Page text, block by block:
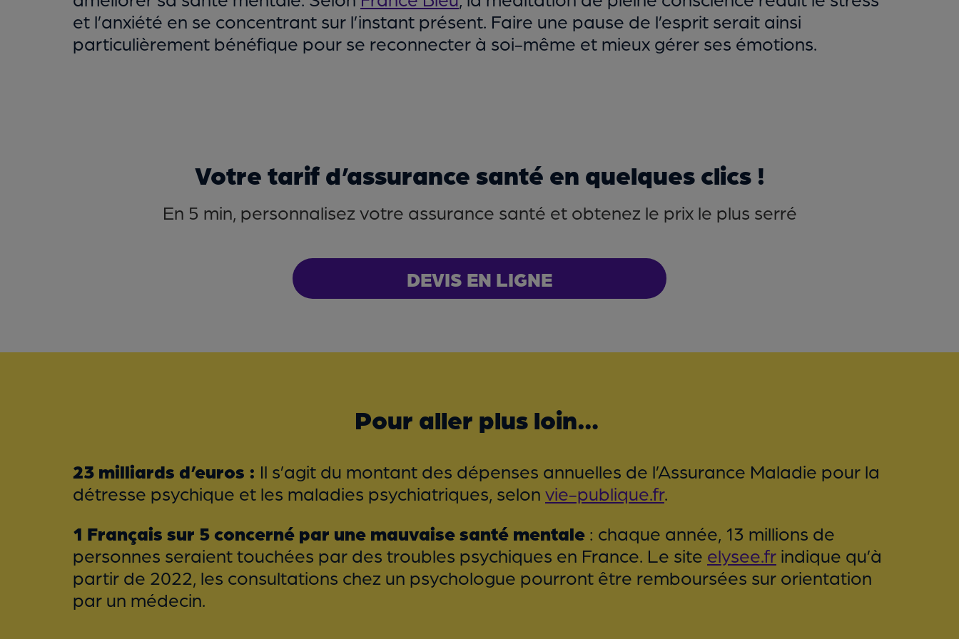
et l’anxiété en se concentrant sur l’instant présent. Faire une pause de l’esprit serait ainsi
particulièrement bénéfique pour se reconnecter à soi-même et mieux gérer ses émotions.
Votre tarif d’assurance santé en quelques clics !
En 5 min, personnalisez votre assurance santé et obtenez le prix le plus serré
DEVIS EN LIGNE
Pour aller plus loin…
23 milliards d’euros : Il s’agit du montant des dépenses annuelles de l’Assurance Maladie pour la
détresse psychique et les maladies psychiatriques, selon vie-publique.fr.
1 Français sur 5 concerné par une mauvaise santé mentale : chaque année, 13 millions de
personnes seraient touchées par des troubles psychiques en France. Le site elysee.fr indique qu’à
partir de 2022, les consultations chez un psychologue pourront être remboursées sur orientation
par un médecin.